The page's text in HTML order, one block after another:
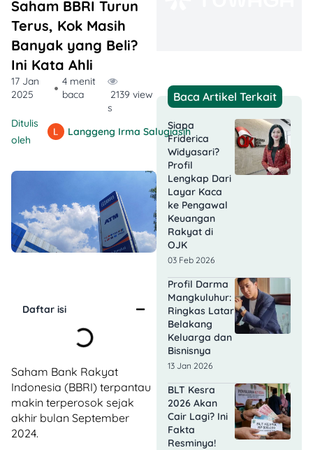
Saham BBRI Turun
Terus, Kok Masih
Banyak yang Beli?
Ini Kata Ahli
17 Jan
2025
4 menit
baca
2139 view
s
Ditulis
oleh
Langgeng Irma Salugiasih
Daftar isi
Saham Bank Rakyat
Indonesia (BBRI) terpantau
makin terperosok sejak
akhir bulan September
2024.
Baca Artikel Terkait
Siapa
Friderica
Widyasari?
Profil
Lengkap Dari
Layar Kaca
ke Pengawal
Keuangan
Rakyat di
OJK
03 Feb 2026
Profil Darma
Mangkuluhur:
Ringkas Latar
Belakang
Keluarga dan
Bisnisnya
13 Jan 2026
BLT Kesra
2026 Akan
Cair Lagi? Ini
Fakta
Resminya!